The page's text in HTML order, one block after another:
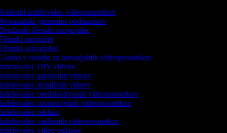
izdelovalec videoposnetkov
generator podnapisov
filmski ustvarjalec
montažer
ustvarjalec
v ozadju za ustvarjalnik videoposnetkov
DIY videov
glasbenih videov
komičnih videov
predstavitvenih videoposnetkov
promocijskih videoposnetkov
reklam
vadbenih videoposnetkov
video oglasov